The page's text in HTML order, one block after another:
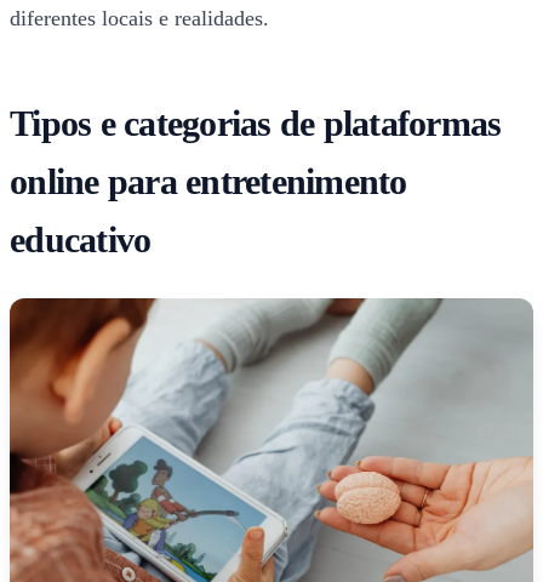
diferentes locais e realidades.
Tipos e categorias de plataformas
online para entretenimento
educativo